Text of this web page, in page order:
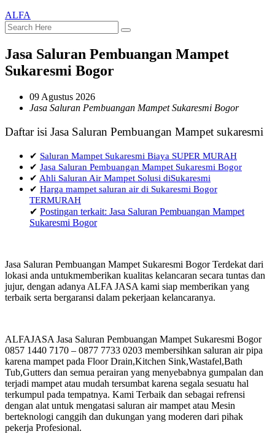
ALFA
Jasa Saluran Pembuangan Mampet
Sukaresmi Bogor
09 Agustus 2026
Jasa Saluran Pembuangan Mampet Sukaresmi Bogor
Daftar isi Jasa Saluran Pembuangan Mampet sukaresmi
✔ Saluran Mampet Sukaresmi Biaya SUPER MURAH
✔ Jasa Saluran Pembuangan Mampet Sukaresmi Bogor
✔ Ahli Saluran Air Mampet Solusi diSukaresmi
✔ Harga mampet saluran air di Sukaresmi Bogor
TERMURAH
✔ Postingan terkait: Jasa Saluran Pembuangan Mampet
Sukaresmi Bogor
Jasa Saluran Pembuangan Mampet Sukaresmi Bogor Terdekat dari
lokasi anda untukmemberikan kualitas kelancaran secara tuntas dan
jujur, dengan adanya ALFA JASA kami siap memberikan yang
terbaik serta bergaransi dalam pekerjaan kelancaranya.
ALFAJASA Jasa Saluran Pembuangan Mampet Sukaresmi Bogor
0857 1440 7170 – 0877 7733 0203 membersihkan saluran air pipa
karena mampet pada Floor Drain,Kitchen Sink,Wastafel,Bath
Tub,Gutters dan semua perairan yang menyebabnya gumpalan dan
terjadi mampet atau mudah tersumbat karena segala sesuatu hal
terkumpul pada tempatnya. Kami Terbaik dan sebagai refrensi
dengan alat untuk mengatasi saluran air mampet atau Mesin
berteknologi canggih dan dukungan yang moderen dari pihak
pekerja Profesional.